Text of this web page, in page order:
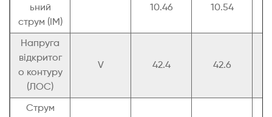
ьний
струм (ІМ)
10.46 10.54
Напруга
відкритог
о контуру
(ЛОС)
V 42.4 42.6
Струм